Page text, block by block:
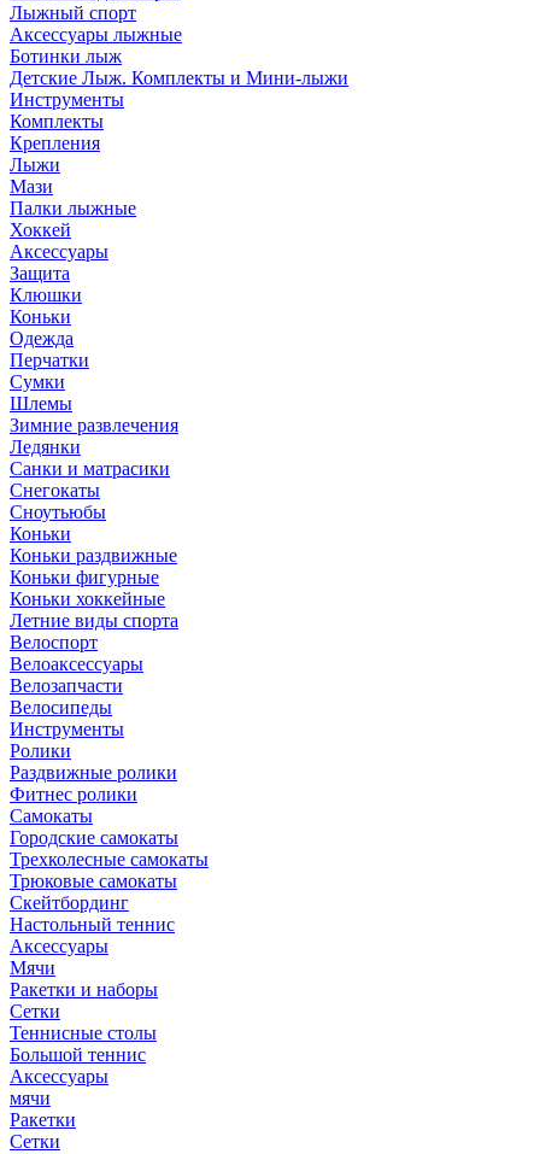
Лыжный спорт
Аксессуары лыжные
Ботинки лыж
Детские Лыж. Комплекты и Мини-лыжи
Инструменты
Комплекты
Крепления
Лыжи
Мази
Палки лыжные
Хоккей
Аксессуары
Защита
Клюшки
Коньки
Одежда
Перчатки
Сумки
Шлемы
Зимние развлечения
Ледянки
Санки и матрасики
Снегокаты
Сноутьюбы
Коньки
Коньки раздвижные
Коньки фигурные
Коньки хоккейные
Летние виды спорта
Велоспорт
Велоаксессуары
Велозапчасти
Велосипеды
Инструменты
Ролики
Раздвижные ролики
Фитнес ролики
Самокаты
Городские самокаты
Трехколесные самокаты
Трюковые самокаты
Скейтбординг
Настольный теннис
Аксессуары
Мячи
Ракетки и наборы
Сетки
Теннисные столы
Большой теннис
Аксессуары
мячи
Ракетки
Сетки